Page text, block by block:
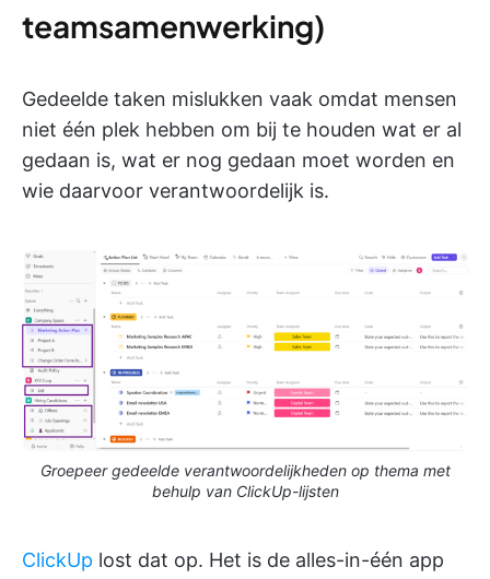
teamsamenwerking)
Gedeelde taken mislukken vaak omdat mensen
niet één plek hebben om bij te houden wat er al
gedaan is, wat er nog gedaan moet worden en
wie daarvoor verantwoordelijk is.
Groepeer gedeelde verantwoordelijkheden op thema met
behulp van ClickUp-lijsten
ClickUp lost dat op. Het is de alles-in-één app